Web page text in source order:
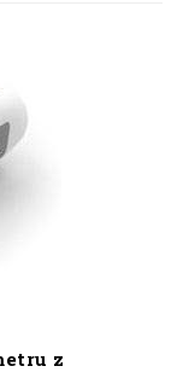
z